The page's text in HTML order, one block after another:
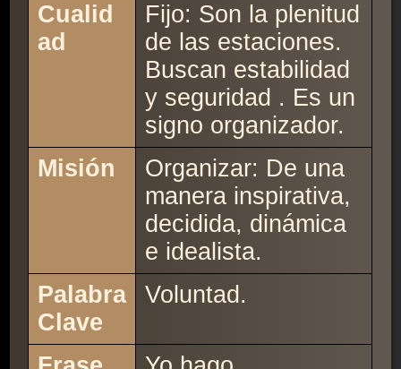
Cualid
ad
Fijo: Son la plenitud
de las estaciones.
Buscan estabilidad
y seguridad . Es un
signo organizador.
Misión
Organizar: De una
manera inspirativa,
decidida, dinámica
e idealista.
Palabra
Clave
Voluntad.